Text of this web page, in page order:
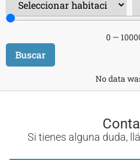
0 —
Buscar
No data
Si tienes alguna duda,